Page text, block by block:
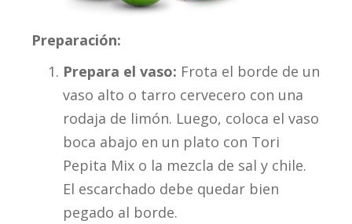
Preparación:
Prepara el vaso: Frota el borde de un
vaso alto o tarro cervecero con una
rodaja de limón. Luego, coloca el vaso
boca abajo en un plato con Tori
Pepita Mix o la mezcla de sal y chile.
El escarchado debe quedar bien
pegado al borde.